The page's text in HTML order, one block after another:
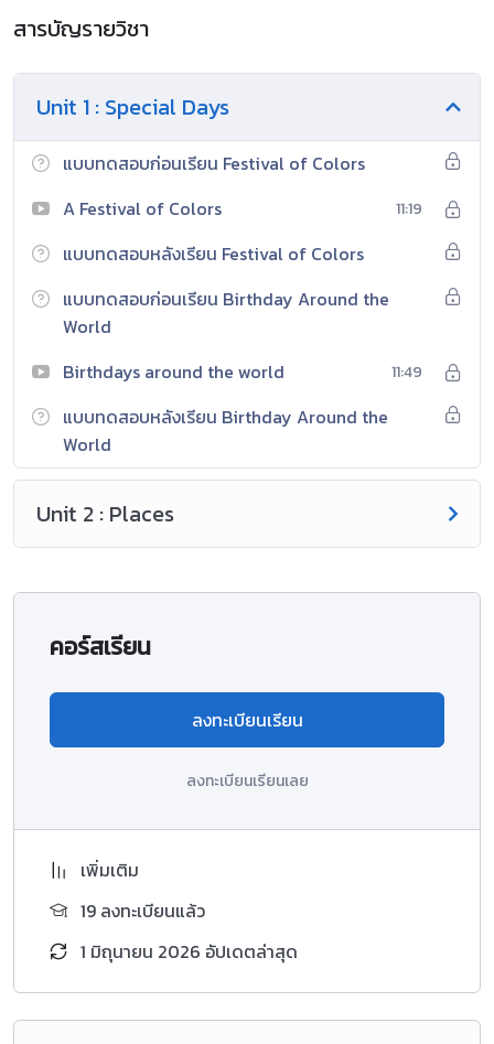
สารบัญรายวิชา
Unit 1 : Special Days
แบบทดสอบก่อนเรียน Festival of Colors
A Festival of Colors
11:19
แบบทดสอบหลังเรียน Festival of Colors
แบบทดสอบก่อนเรียน Birthday Around the
World
Birthdays around the world
11:49
แบบทดสอบหลังเรียน Birthday Around the
World
Unit 2 : Places
คอร์สเรียน
ลงทะเบียนเรียน
ลงทะเบียนเรียนเลย
เพิ่มเติม
19 ลงทะเบียนแล้ว
1 มิถุนายน 2026 อัปเดตล่าสุด